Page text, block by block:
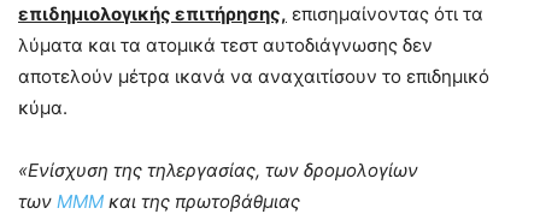
επιδημιολογικής επιτήρησης, επισημαίνοντας ότι τα
λύματα και τα ατομικά τεστ αυτοδιάγνωσης δεν
αποτελούν μέτρα ικανά να αναχαιτίσουν το επιδημικό
κύμα.
«Ενίσχυση της τηλεργασίας, των δρομολογίων
των ΜΜΜ και της πρωτοβάθμιας